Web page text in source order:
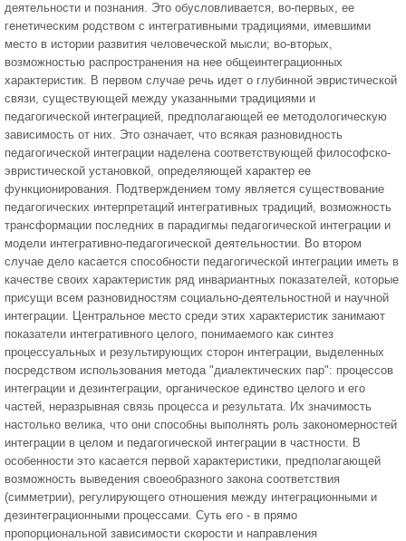
деятельности и познания. Это обусловливается, во-первых, ее
генетическим родством с интегративными традициями, имевшими
место в истории развития человеческой мысли; во-вторых,
возможностью распространения на нее общеинтеграционных
характеристик. В первом случае речь идет о глубинной эвристической
связи, существующей между указанными традициями и
педагогической интеграцией, предполагающей ее методологическую
зависимость от них. Это означает, что всякая разновидность
педагогической интеграции наделена соответствующей философско-
эвристической установкой, определяющей характер ее
функционирования. Подтверждением тому является существование
педагогических интерпретаций интегративных традиций, возможность
трансформации последних в парадигмы педагогической интеграции и
модели интегративно-педагогической деятельностии. Во втором
случае дело касается способности педагогической интеграции иметь в
качестве своих характеристик ряд инвариантных показателей, которые
присущи всем разновидностям социально-деятельностной и научной
интеграции. Центральное место среди этих характеристик занимают
показатели интегративного целого, понимаемого как синтез
процессуальных и результирующих сторон интеграции, выделенных
посредством использования метода "диалектических пар": процессов
интеграции и дезинтеграции, органическое единство целого и его
частей, неразрывная связь процесса и результата. Их значимость
настолько велика, что они способны выполнять роль закономерностей
интеграции в целом и педагогической интеграции в частности. В
особенности это касается первой характеристики, предполагающей
возможность выведения своеобразного закона соответствия
(симметрии), регулирующего отношения между интеграционными и
дезинтеграционными процессами. Суть его - в прямо
пропорциональной зависимости скорости и направления